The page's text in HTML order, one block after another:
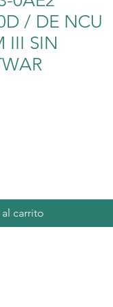
/ DE NCU
III SIN
carrito